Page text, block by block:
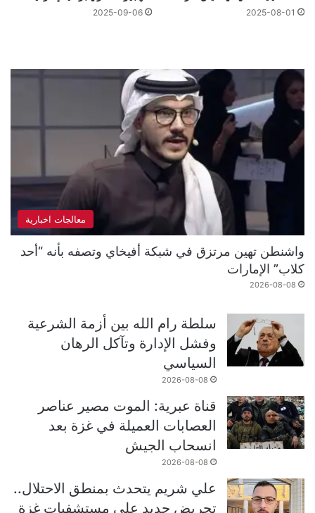
2025-08-01
2025-09-06
معالجات اخبارية
واشنطن تهين مرتزق في شبكة أفيخاي وتصفه بأنه “أحد
كلاب” الإمارات
2026-08-08
سلطة رام الله بين أزمة الشرعية
وفشل الإدارة وتآكل الرهان
السياسي
2026-08-08
قناة عبرية: الموت مصير عناصر
العصابات العميلة في غزة بعد
انسحاب الجيش
2026-08-08
علي شريم يتحدث بمنطق الاحتلال..
تحريض جديد على مستشفيات غزة